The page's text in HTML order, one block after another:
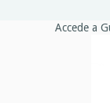
Accede a